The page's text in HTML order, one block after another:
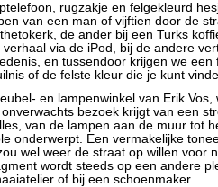
rugzakje en felgekleurd
van een man of vijftien door de
de ander bij een Turks
via de iPod, bij de andere
en tussendoor krijgen we een
of de felste kleur die je kunt
en lampenwinkel van Erik Vos,
bezoek krijgt van een
van de lampen aan de muur tot
onderwerpt. Een vermakelijke
wel weer de straat op willen voor
wordt steeds op een andere
of bij een schoenmaker.